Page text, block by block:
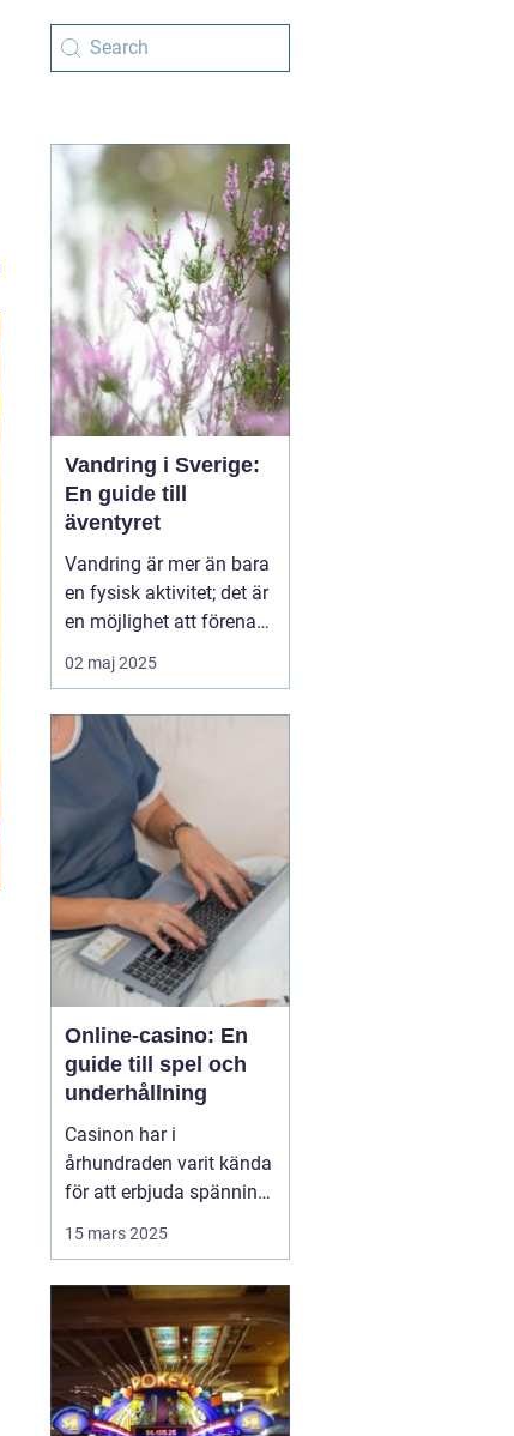
Vandring i Sverige:
En guide till
äventyret
Vandring är mer än bara
en fysisk aktivitet; det är
en möjlighet att förena
kropp och själ med
naturens skönhet.
fridfullhet som en
långsam promenad
genom skogar, fjäll ...
02 maj 2025
Online-casino: En
guide till spel och
underhållning
Casinon har i
århundraden varit kända
för att erbjuda spänning
tärningsspel till dagens
onlineplattformar
erbjuder casinon en
plats där man kan ...
15 mars 2025